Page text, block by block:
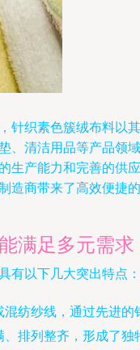
针织素色簇绒布料以其
、清洁用品等产品领域
生产能力和完善的供应
造商带来了高效便捷的
满足多元需求
有以下几大突出特点：
混纺纱线，通过先进的
排列整齐，形成了独